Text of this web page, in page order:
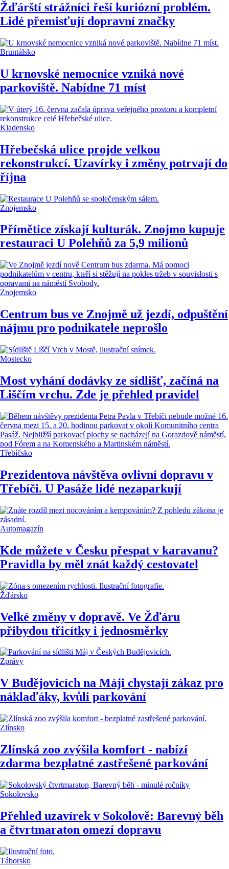
Žďárští strážníci řeší kuriózní problém.
Lidé přemisťují dopravní značky
Bruntálsko
U krnovské nemocnice vzniká nové
parkoviště. Nabídne 71 míst
Kladensko
Hřebečská ulice projde velkou
rekonstrukcí. Uzavírky i změny potrvají do
října
Znojemsko
Přímětice získají kulturák. Znojmo kupuje
restauraci U Polehňů za 5,9 milionů
Znojemsko
Centrum bus ve Znojmě už jezdí, odpuštění
nájmu pro podnikatele neprošlo
Mostecko
Most vyhání dodávky ze sídlišť, začíná na
Liščím vrchu. Zde je přehled pravidel
Třebíčsko
Prezidentova návštěva ovlivní dopravu v
Třebíči. U Pasáže lidé nezaparkují
Automagazín
Kde můžete v Česku přespat v karavanu?
Pravidla by měl znát každý cestovatel
Žďársko
Velké změny v dopravě. Ve Žďáru
přibydou třicítky i jednosměrky
Zprávy
V Budějovicích na Máji chystají zákaz pro
náklaďáky, kvůli parkování
Zlínsko
Zlínská zoo zvýšila komfort - nabízí
zdarma bezplatné zastřešené parkování
Sokolovsko
Přehled uzavírek v Sokolově: Barevný běh
a čtvrtmaraton omezí dopravu
Táborsko